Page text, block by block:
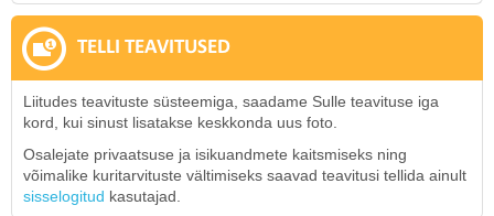
TELLI TEAVITUSED
Liitudes teavituste süsteemiga, saadame Sulle teavituse iga
kord, kui sinust lisatakse keskkonda uus foto.
Osalejate privaatsuse ja isikuandmete kaitsmiseks ning
võimalike kuritarvituste vältimiseks saavad teavitusi tellida ainult
sisselogitud kasutajad.